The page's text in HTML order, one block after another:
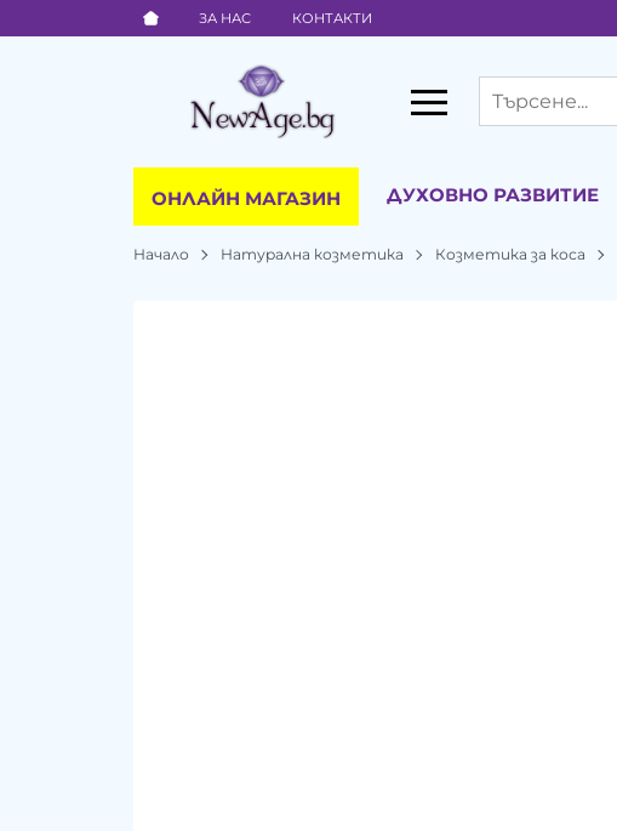
ЗА НАС КОНТАКТИ
ОНЛАЙН МАГАЗИН ДУХОВНО РАЗВИТИЕ
Начало Натурална козметика Козметика за коса